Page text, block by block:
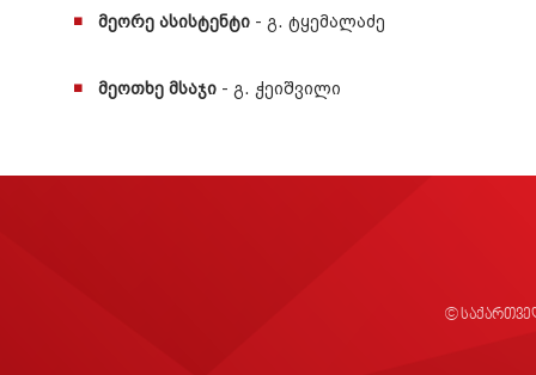
მეორე ასისტენტი - გ. ტყემალაძე
მეოთხე მსაჯი - გ. ჭეიშვილი
©